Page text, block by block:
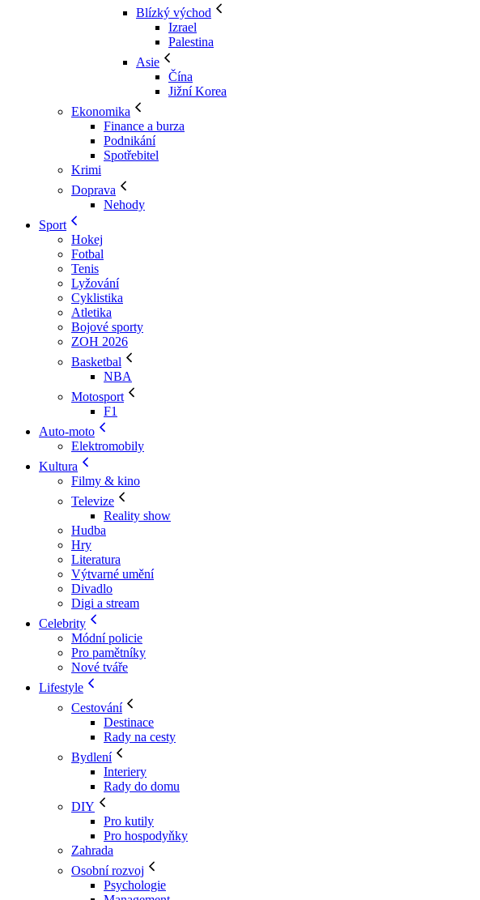
Blízký východ
Izrael
Palestina
Asie
Čína
Jižní Korea
Ekonomika
Finance a burza
Podnikání
Spotřebitel
Krimi
Doprava
Nehody
Sport
Hokej
Fotbal
Tenis
Lyžování
Cyklistika
Atletika
Bojové sporty
ZOH 2026
Basketbal
NBA
Motosport
F1
Auto-moto
Elektromobily
Kultura
Filmy & kino
Televize
Reality show
Hudba
Hry
Literatura
Výtvarné umění
Divadlo
Digi a stream
Celebrity
Módní policie
Pro pamětníky
Nové tváře
Lifestyle
Cestování
Destinace
Rady na cesty
Bydlení
Interiery
Rady do domu
DIY
Pro kutily
Pro hospodyňky
Zahrada
Osobní rozvoj
Psychologie